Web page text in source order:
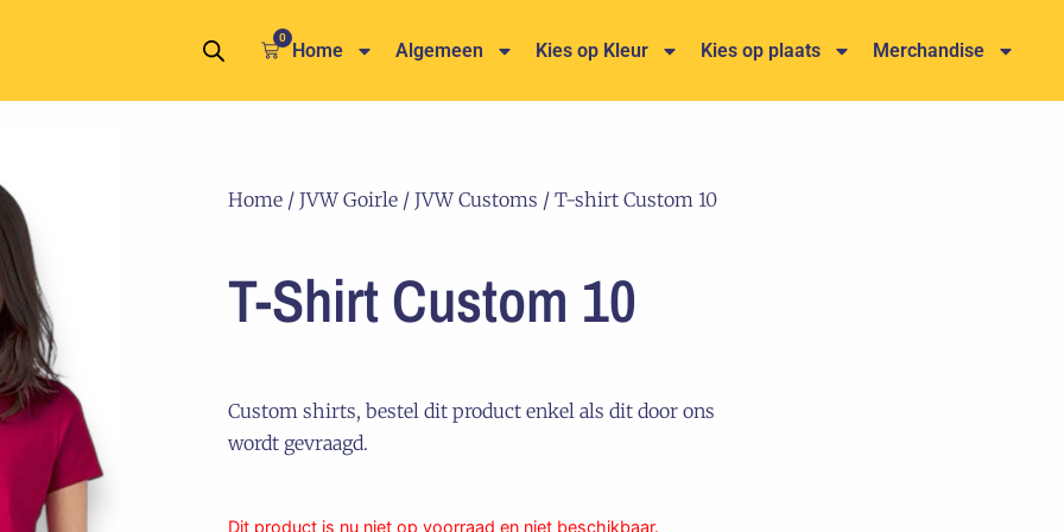
0
Winkelwagen
Home Algemeen Kies op Kleur Kies op plaats Merchandise
Home / JVW Goirle / JVW Customs / T-shirt Custom 10
T-Shirt Custom 10
Custom shirts, bestel dit product enkel als dit door ons
wordt gevraagd.
Dit product is nu niet op voorraad en niet beschikbaar.